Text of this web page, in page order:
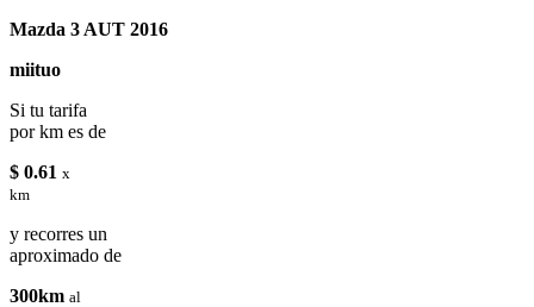
Mazda 3 AUT 2016
miituo
Si tu tarifa
por km es de
$ 0.61 x
km
y recorres un
aproximado de
300km al